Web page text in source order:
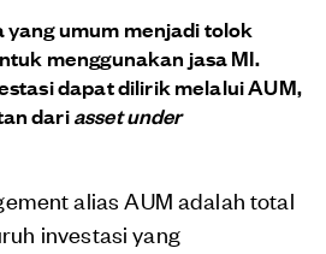
umum menjadi tolok
menggunakan jasa MI.
dapat dilirik melalui AUM,
dariasset under
alias AUM adalah total
investasi yang